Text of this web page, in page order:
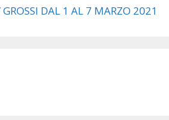
GROSSI DAL 1 AL 7 MARZO 2021